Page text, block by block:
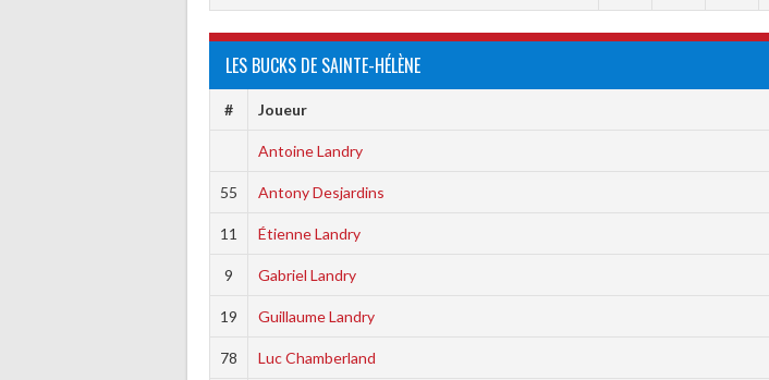
LES BUCKS DE SAINTE-HÉLÈNE
# Joueur
Antoine Landry
55 Antony Desjardins
11 Étienne Landry
9 Gabriel Landry
19 Guillaume Landry
78 Luc Chamberland